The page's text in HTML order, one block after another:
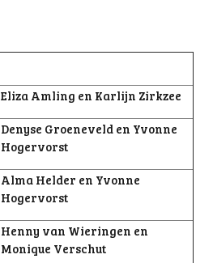
Eliza Amling en Karlijn Zirkzee
Denyse Groeneveld en Yvonne
Hogervorst
Alma Helder en Yvonne
Hogervorst
Henny van Wieringen en
Monique Verschut